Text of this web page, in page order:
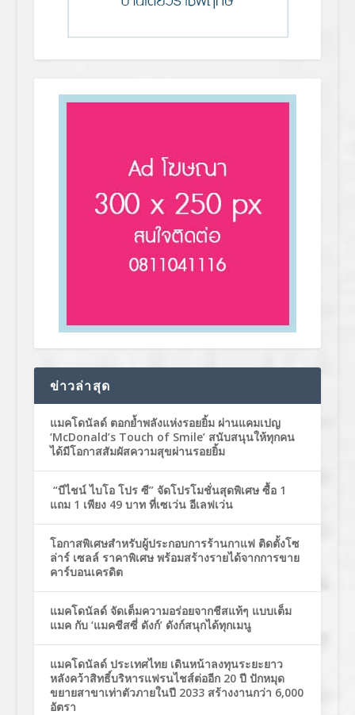
ข่าวล่าสุด
แมคโดนัลด์ ตอกย้ำพลังแห่งรอยยิ้ม ผ่านแคมเปญ
‘McDonald’s Touch of Smile’ สนับสนุนให้ทุกคน
ได้มีโอกาสสัมผัสความสุขผ่านรอยยิ้ม
“บีไชน์ ไบโอ โปร ซี” จัดโปรโมชั่นสุดพิเศษ ซื้อ 1
แถม 1 เพียง 49 บาท ที่เซเว่น อีเลฟเว่น
โอกาสพิเศษสำหรับผู้ประกอบการร้านกาแฟ ติดตั้งโซ
ล่าร์ เซลล์ ราคาพิเศษ พร้อมสร้างรายได้จากการขาย
คาร์บอนเครดิต
แมคโดนัลด์ จัดเต็มความอร่อยจากชีสแท้ๆ แบบเต็ม
แมค กับ ‘แมคชีสซี่ ดังก์’ ดังก์สนุกได้ทุกเมนู
แมคโดนัลด์ ประเทศไทย เดินหน้าลงทุนระยะยาว
หลังคว้าสิทธิ์บริหารแฟรนไชส์ต่ออีก 20 ปี ปักหมุด
ขยายสาขาเท่าตัวภายในปี 2033 สร้างงานกว่า 6,000
อัตรา